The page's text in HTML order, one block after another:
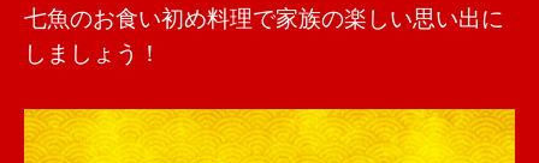
七魚のお食い初め料理で家族の楽しい思い出に
しましょう！